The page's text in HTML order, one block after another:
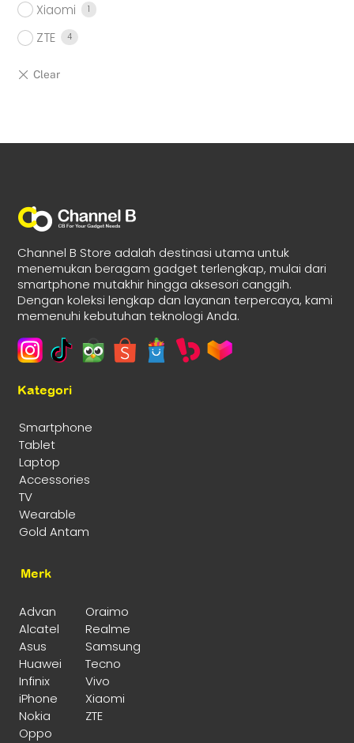
Xiaomi 1
ZTE 4
Channel B Store adalah destinasi utama untuk
menemukan beragam gadget terlengkap, mulai dari
smartphone mutakhir hingga aksesori canggih.
Dengan koleksi lengkap dan layanan terpercaya, kami
memenuhi kebutuhan teknologi Anda.
Kategori
Smartphone
Tablet
Laptop
Accessories
TV
Wearable
Gold Antam
Merk
Advan
Oraimo
Alcatel
Realme
Asus
Samsung
Huawei
Tecno
Infinix
Vivo
iPhone
Xiaomi
Nokia
ZTE
Oppo